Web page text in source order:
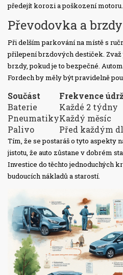
předejít korozi a poškození motoru.
Převodovka a brzdy
Při delším parkování na místě s
přilepení brzdových destiček.
brzdy, pokud je to bezpečné.
Fordech by měly být pravidelně
Součást
Frekvence
Baterie
Každé 2 týdny
PneumatikyKaždý měsíc
Palivo
Před každým
Tím, že se postaráš o tyto aspekty
jistotu, že auto zůstane v dobrém
Investice do těchto jednoduchých
budoucích nákladů a starostí.